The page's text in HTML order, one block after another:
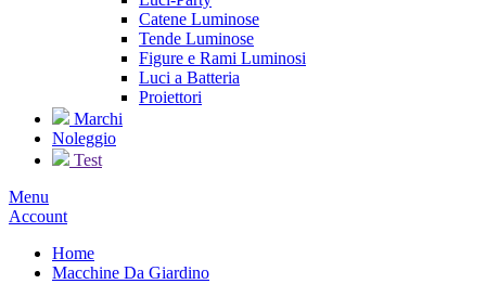
Catene Luminose
Tende Luminose
Figure e Rami Luminosi
Luci a Batteria
Proiettori
Marchi
Noleggio
Test
Menu
Account
Home
Macchine Da Giardino